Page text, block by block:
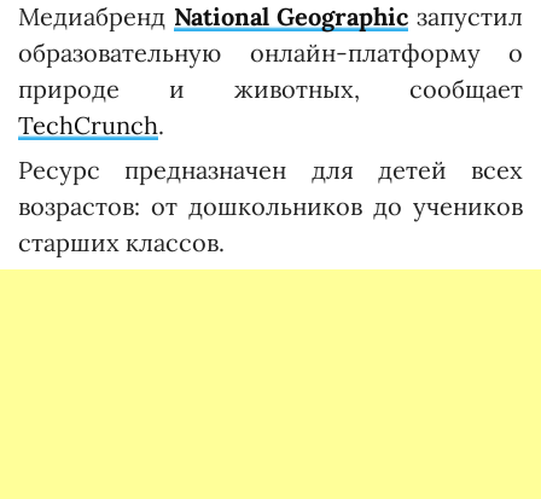
Медиабренд National Geographic запустил
образовательную онлайн-платформу о
природе и животных, сообщает
TechCrunch.
Ресурс предназначен для детей всех
возрастов: от дошкольников до учеников
старших классов.